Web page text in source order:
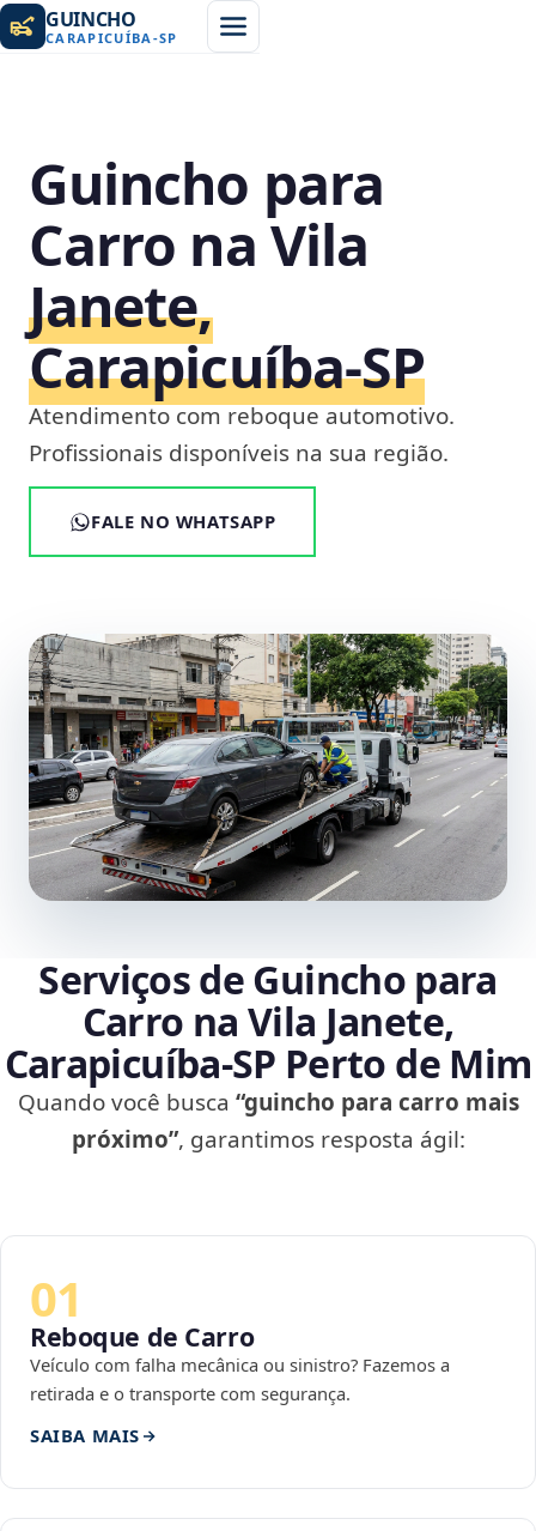
GUINCHO
CARAPICUÍBA -SP
Guincho para
Carro na Vila
Janete,
Carapicuíba‑SP
Atendimento com reboque automotivo.
Profissionais disponíveis na sua região.
FALE NO WHATSAPP
Serviços de Guincho para
Carro na Vila Janete,
Carapicuíba‑SP Perto de Mim
Quando você busca “guincho para carro mais
próximo”, garantimos resposta ágil:
01
Reboque de Carro
Veículo com falha mecânica ou sinistro? Fazemos a
retirada e o transporte com segurança.
SAIBA MAIS